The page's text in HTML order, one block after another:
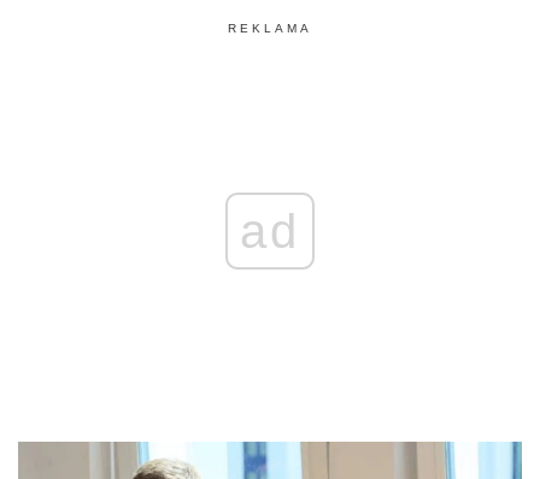
REKLAMA
ad